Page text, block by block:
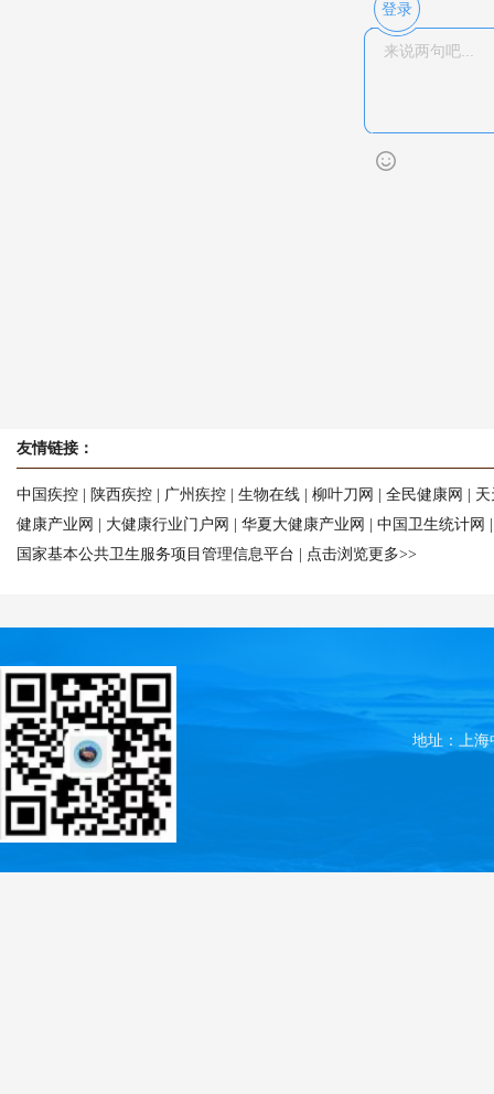
登录
友情链接：
中国疾控 陕西疾控 广州疾控 生物在线 柳叶刀网 全民健康网
健康产业网
大健康行业门户网 华夏大健康产业网 中国卫生统计网
国家基本公共卫生服务项目管理信息平台
点击浏览更多>>
地址：上海